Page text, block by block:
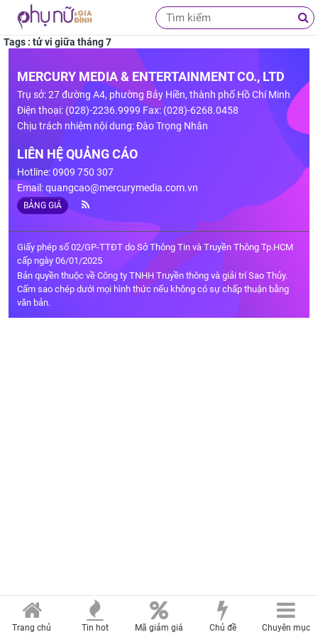
Tags : tử vi giữa tháng 7
MERCURY MEDIA & ENTERTAINMENT CO., LTD
Trụ sở: 27 đường A4, phường Bảy Hiền, thành phố Hồ Chí Minh
Điện thoại: (028)-2236.9999 Fax: (028)-6268.0458
Chịu trách nhiệm nội dung: Đào Trọng Nhân
LIÊN HỆ QUẢNG CÁO
Hotline: 0909 750 307
Email:quangcao@mercurymedia.com.vn
BẢNG GIÁ
Giấy phép số 02/GP-TTĐT do Sở Thông Tin và Truyền Thông Tp.HCM
cấp ngày 06/01/2025
Bản quyền thuộc về Công ty TNHH Truyền thông và giải trí Sao Thủy.
Cấm sao chép dưới mọi hình thức nếu không có sự chấp thuận bằng
văn bản.
Trang chủ Tin hot Mã giảm giá Chủ đề Chuyên mục